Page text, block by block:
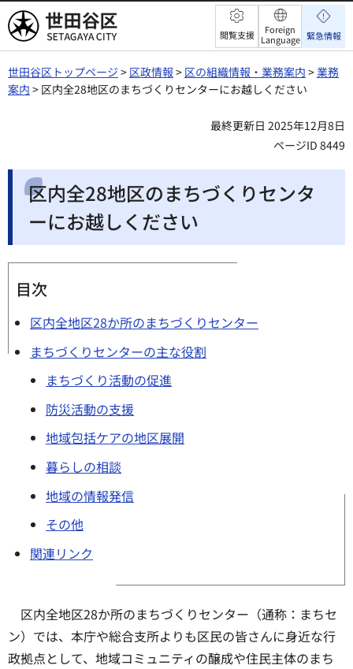
世田谷区 閲覧支援
Foreign
Language 緊急情報
世田谷区トップページ > 区政情報 > 区の組織情報・業務案内 > 業務
案内 > 区内全28地区のまちづくりセンターにお越しください
最終更新日 2025年12月8日
ページID 8449
区内全28地区のまちづくりセンタ
ーにお越しください
目次
区内全地区28か所のまちづくりセンター
まちづくりセンターの主な役割
まちづくり活動の促進
防災活動の支援
地域包括ケアの地区展開
暮らしの相談
地域の情報発信
その他
関連リンク
区内全地区28か所のまちづくりセンター（通称：まちセ
ン）では、本庁や総合支所よりも区民の皆さんに身近な行
政拠点として、地域コミュニティの醸成や住民主体のまち